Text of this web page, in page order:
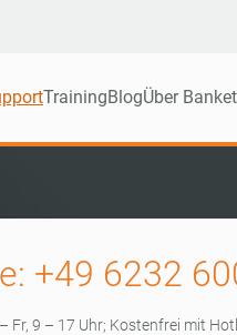
TrainingBlogÜber
+49 6232
Fr, 9 – 17 Uhr; Kostenfrei mit